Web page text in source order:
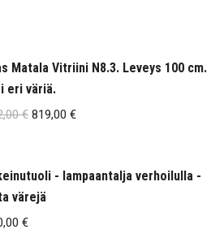
Matala Vitriini N8.3. Leveys 100 cm.
eri väriä.
€ Alkuperäinen
1
152,00 €.
819,00 €Nykyinen
819,00 €.
- lampaantalja verhoilulla -
värejä
€